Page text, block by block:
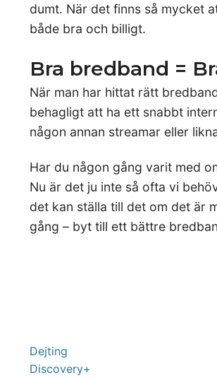
dumt. När det finns så mycket
både bra och billigt.
Bra bredband =
När man har hittat rätt
behagligt att ha ett snabbt
någon annan streamar eller
Har du någon gång varit med
Nu är det ju inte så ofta vi
det kan ställa till det om det är
gång – byt till ett bättre
Dejting
Discovery+